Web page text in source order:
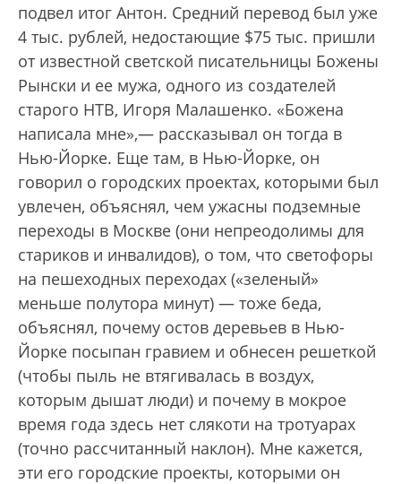
подвел итог Антон. Средний перевод был уже
4 тыс. рублей, недостающие $75 тыс. пришли
от известной светской писательницы Божены
Рынски и ее мужа, одного из создателей
старого НТВ, Игоря Малашенко. «Божена
написала мне»,— рассказывал он тогда в
Нью-Йорке. Еще там, в Нью-Йорке, он
говорил о городских проектах, которыми был
увлечен, объяснял, чем ужасны подземные
переходы в Москве (они непреодолимы для
стариков и инвалидов), о том, что светофоры
на пешеходных переходах («зеленый»
меньше полутора минут) — тоже беда,
объяснял, почему остов деревьев в Нью-
Йорке посыпан гравием и обнесен решеткой
(чтобы пыль не втягивалась в воздух,
которым дышат люди) и почему в мокрое
время года здесь нет слякоти на тротуарах
(точно рассчитанный наклон). Мне кажется,
эти его городские проекты, которыми он